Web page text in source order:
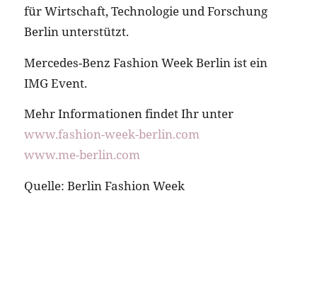
für Wirtschaft, Technologie und Forschung
Berlin unterstützt.
Mercedes-Benz Fashion Week Berlin ist ein
IMG Event.
Mehr Informationen findet Ihr unter
www.fashion-week-berlin.com
www.me-berlin.com
Quelle: Berlin Fashion Week